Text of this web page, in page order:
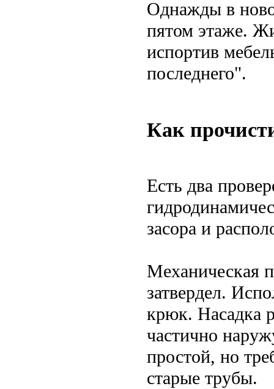
Однажды в
пятом этаже.
испортив
последнего".
Как
Есть два
засора и
Механическая
затвердел.
крюк. Насадка
частично
простой, но
старые трубы.